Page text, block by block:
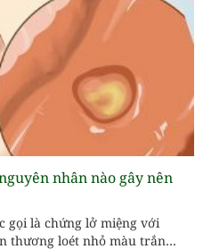
nhân nào gây nên
gọi là chứng lở miệng với
thương loét nhỏ màu trắng